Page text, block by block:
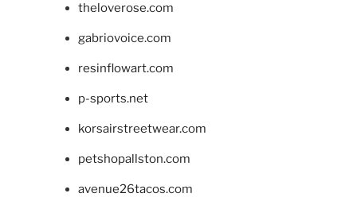
theloverose.com
gabriovoice.com
resinflowart.com
p-sports.net
korsairstreetwear.com
petshopallston.com
avenue26tacos.com